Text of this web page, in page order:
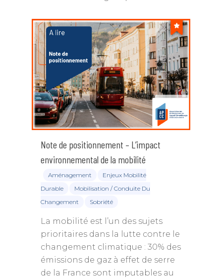
Note de positionnement – L’impact
environnemental de la mobilité
Aménagement
Enjeux Mobilité
Durable
Mobilisation / Conduite Du
Changement
Sobriété
La mobilité est l’un des sujets
prioritaires dans la lutte contre le
changement climatique : 30% des
émissions de gaz à effet de serre
de la France sont imputables au